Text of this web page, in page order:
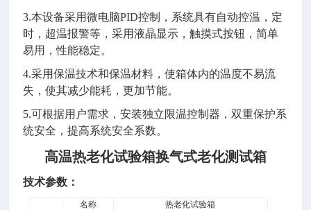
3.本设备采用微电脑PID控制
， 系统具有自动控温 ， 定
时 ， 超温报警等 ，采用液晶显示 ，触摸式按钮 ，简单
易用 ，性能稳定。
4.采用保温技术和保温材料，使箱体内的温度不易流
失，使其减少能耗，更加节能。
5.可根据用户需求 ，安装独立限温控制器 ，双重保护系
统安全 ，提高系统安全系数。
高温热老化试验箱换气式老化测试箱
技术参数：
名称 热老化试验箱